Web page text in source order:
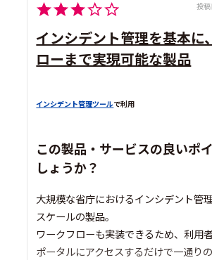
投稿
インシデント管理を基本に
ローまで実現可能な製品
インシデント管理ツールで利用
この製品・サービスの良いポ
しょうか？
大規模な省庁におけるインシデント管
スケールの製品。
ワークフローも実装できるため、利用
ポータルにアクセスするだけで一通り